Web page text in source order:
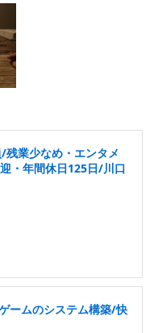
残業少なめ・エンタメ
・年間休日125日/川口
ームのシステム構築/快